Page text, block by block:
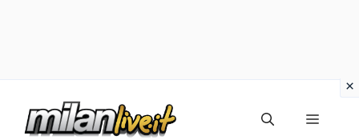
Menu